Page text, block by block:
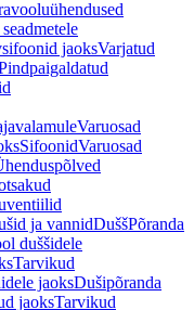
jaoksVarjatud
Varuosad
SifoonidVaruosad
ja vannidDuššPõranda
duššidele
Tarvikud
jaoksDušipõranda
jaoksTarvikud